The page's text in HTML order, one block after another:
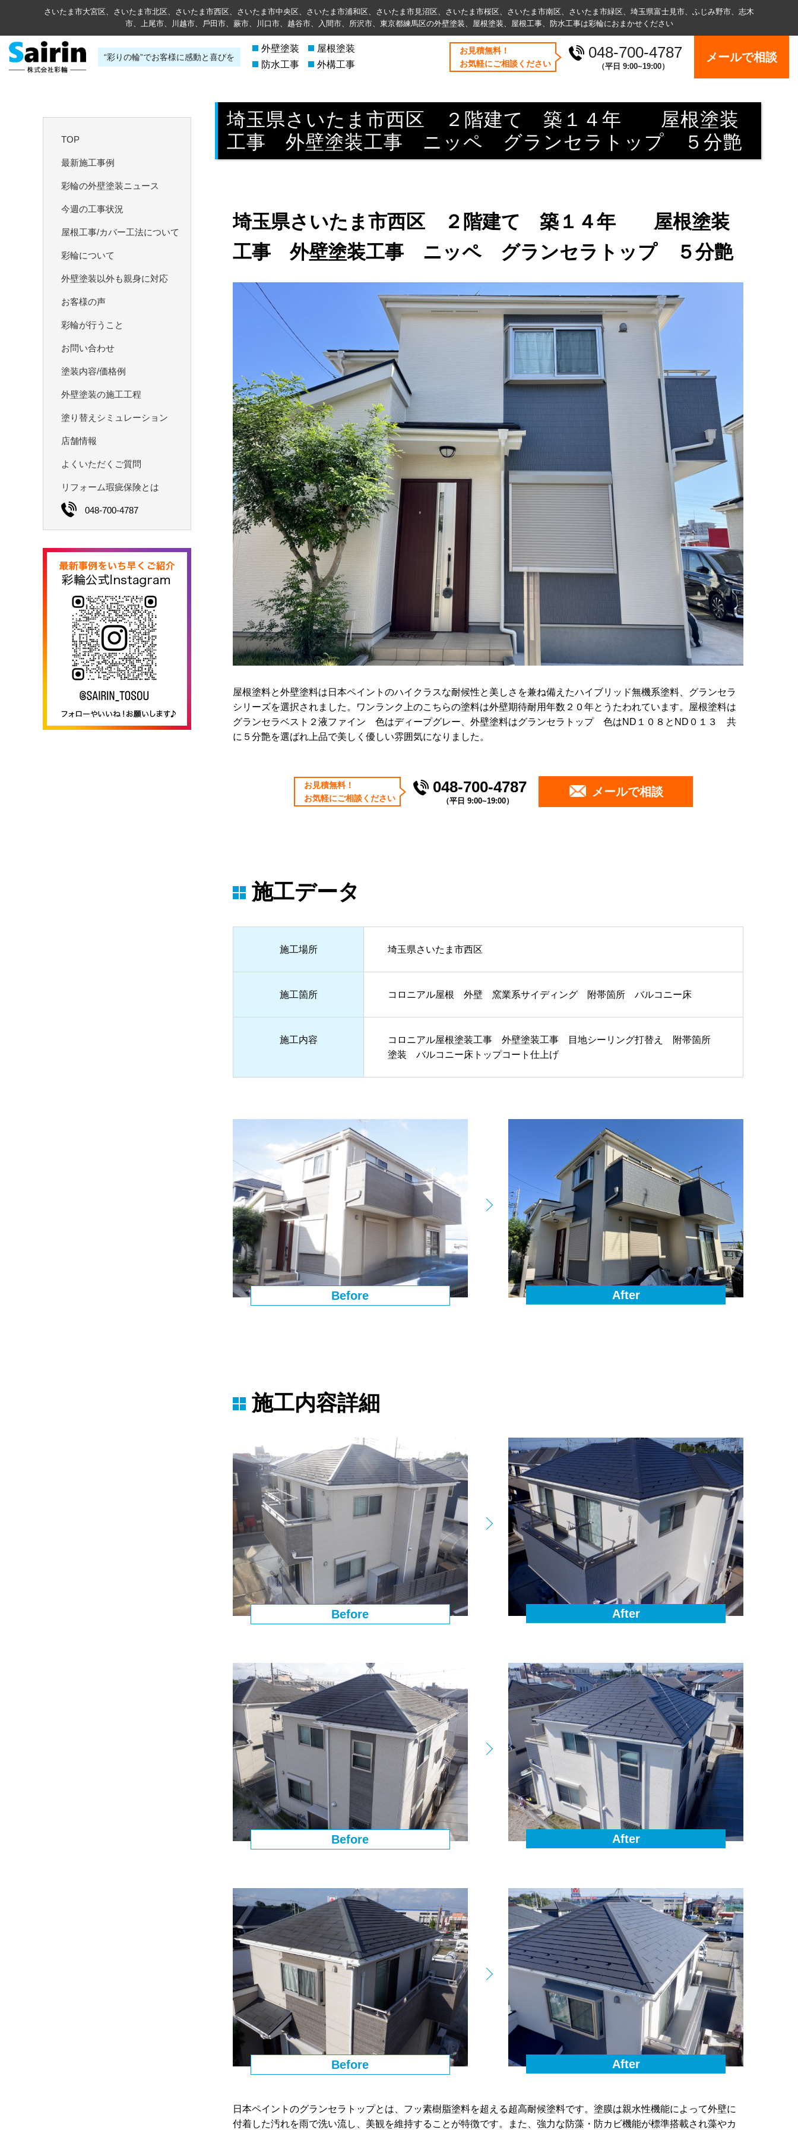
さいたま市大宮区、さいたま市北区、さいたま市西区、さいたま市中央区、さいたま市浦和区、さいたま市見沼区、さいたま市桜区、さいたま市南区、さいたま市緑区、埼玉県富士見市、ふじみ野市、志木
市、上尾市、川越市、⼾⽥市、蕨市、川⼝市、越谷市、入間市、所沢市、東京都練馬区の外壁塗装、屋根塗装、屋根工事、防水⼯事は彩輪におまかせください
“彩りの輪”でお客様に感動と喜びを
外壁塗装
屋根塗装
防水工事
外構工事
お⾒積無料！
お気軽にご相談ください
048-700-4787
（平⽇ 9:00~19:00）
メールで相談
TOP
最新施工事例
彩輪の外壁塗装ニュース
今週の工事状況
屋根工事/カバー工法について
彩輪について
外壁塗装以外も親身に対応
お客様の声
彩輪が⾏うこと
お問い合わせ
塗装内容/価格例
外壁塗装の施⼯工程
塗り替えシミュレーション
店舗情報
よくいただくご質問
リフォーム瑕疵保険とは
048-700-4787
埼玉県さいたま市西区 ２階建て 築１４年 屋根塗装
工事 外壁塗装工事 ニッペ グランセラトップ ５分艶
埼玉県さいたま市西区 ２階建て 築１４年 屋根塗装
工事 外壁塗装工事 ニッペ グランセラトップ ５分艶
屋根塗料と外壁塗料は日本ペイントのハイクラスな耐候性と美しさを兼ね備えたハイブリッド無機系塗料、グランセラ
シリーズを選択されました。ワンランク上のこちらの塗料は外壁期待耐用年数２０年とうたわれています。屋根塗料は
グランセラベスト２液ファイン 色はディープグレー、外壁塗料はグランセラトップ 色はND１０８とND０１３ 共
に５分艶を選ばれ上品で美しく優しい雰囲気になりました。
お⾒積無料！
お気軽にご相談ください
048-700-4787
（平⽇ 9:00~19:00）
メールで相談
施工データ
施⼯場所 埼玉県さいたま市西区
施⼯箇所 コロニアル屋根 外壁 窯業系サイディング 附帯箇所 バルコニー床
施⼯内容
コロニアル屋根塗装工事 外壁塗装工事 目地シーリング打替え 附帯箇所
塗装 バルコニー床トップコート仕上げ
Before After
施⼯内容詳細
Before After
Before After
Before After
日本ペイントのグランセラトップとは、フッ素樹脂塗料を超える超高耐候塗料です。塗膜は親水性機能によって外壁に
付着した汚れを雨で洗い流し、美観を維持することが特徴です。また、強力な防藻・防カビ機能が標準搭載され藻やカ